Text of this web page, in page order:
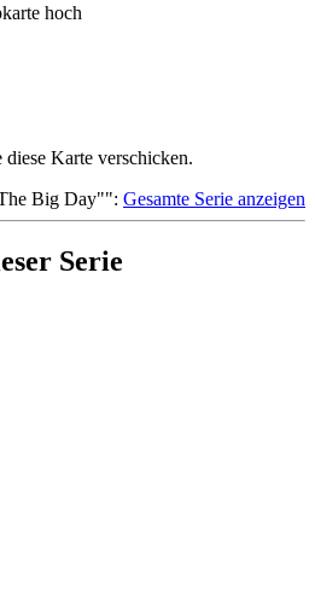
hoch
Karte verschicken.
Big Day"": Gesamte Serie anzeigen
Serie